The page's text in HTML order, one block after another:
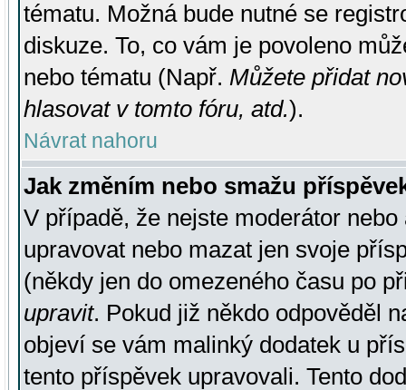
tématu. Možná bude nutné se
diskuze. To, co vám je povoleno
nebo tématu (Např. Můžete přidat
hlasovat v tomto fóru, atd.).
Návrat nahoru
Jak změním nebo smažu
V případě, že nejste moderátor
upravovat nebo mazat jen svoje
(někdy jen do omezeného času po
upravit. Pokud již někdo odpověděl
objeví se vám malinký dodatek u
tento příspěvek upravovali. Tento